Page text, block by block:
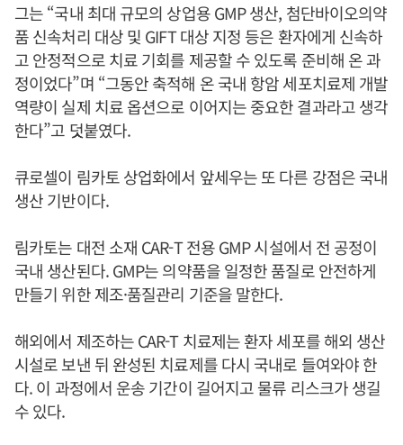
그는 “국내 최대 규모의 상업용 GMP 생산, 첨단바이오의약
품 신속처리 대상 및 GIFT 대상 지정 등은 환자에게 신속하
고 안정적으로 치료 기회를 제공할 수 있도록 준비해 온 과
정이었다”며 “그동안 축적해 온 국내 항암 세포치료제 개발
역량이 실제 치료 옵션으로 이어지는 중요한 결과라고 생각
한다”고 덧붙였다.
큐로셀이 림카토 상업화에서 앞세우는 또 다른 강점은 국내
생산 기반이다.
림카토는 대전 소재 CAR-T 전용 GMP 시설에서 전 공정이
국내 생산된다. GMP는 의약품을 일정한 품질로 안전하게
만들기 위한 제조·품질관리 기준을 말한다.
해외에서 제조하는 CAR-T 치료제는 환자 세포를 해외 생산
시설로 보낸 뒤 완성된 치료제를 다시 국내로 들여와야 한
다. 이 과정에서 운송 기간이 길어지고 물류 리스크가 생길
수 있다.